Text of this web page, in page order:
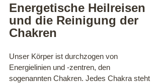
Energetische Heilreisen
und die Reinigung der
Chakren
Unser Körper ist durchzogen von
Energielinien und -zentren, den
sogenannten Chakren. Jedes Chakra steht